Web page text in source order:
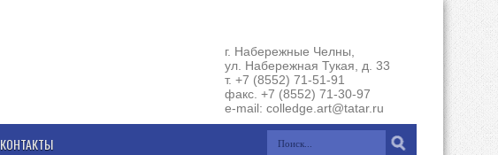
г. Набережные Челны,
ул. Набережная Тукая, д. 33
т. +7 (8552) 71-51-91
факс. +7 (8552) 71-30-97
e-mail: colledge.art@tatar.ru
КОНТАКТЫ